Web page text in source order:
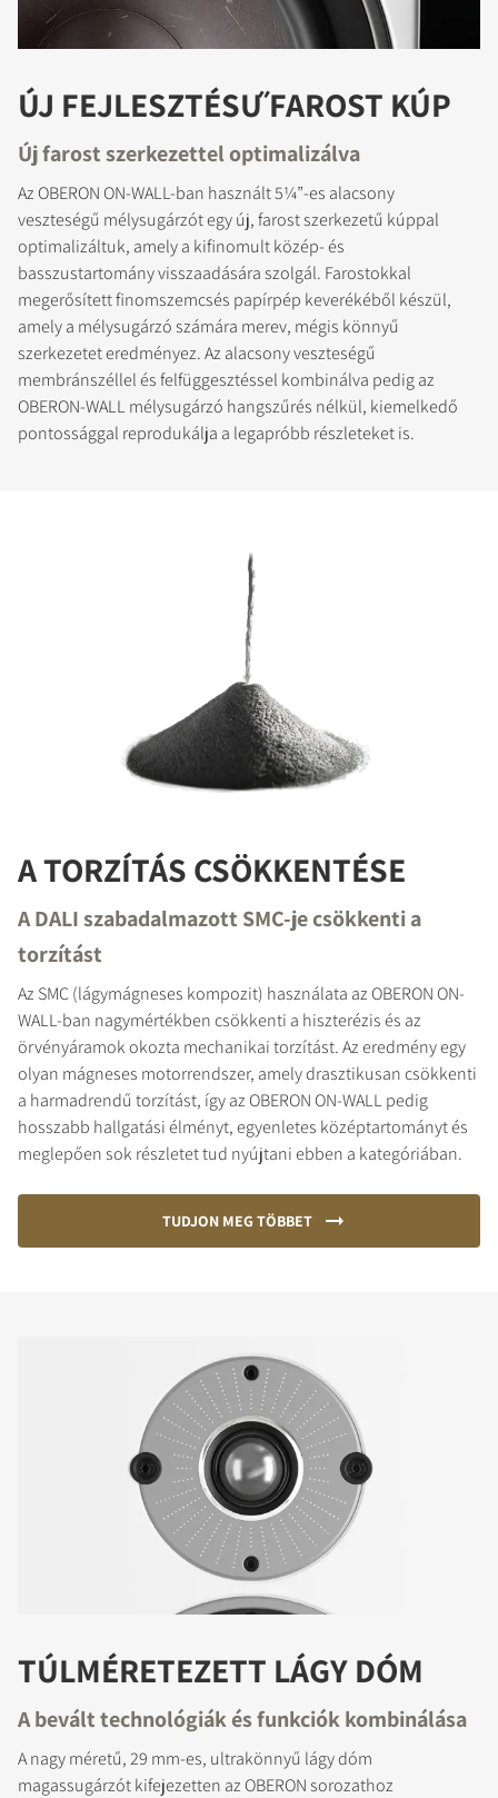
ÚJ FEJLESZTÉSŰ FAROST KÚP
Új farost szerkezettel optimalizálva
Az OBERON ON-WALL-ban használt 5¼”-es alacsony
veszteségű mélysugárzót egy új, farost szerkezetű kúppal
optimalizáltuk, amely a kifinomult közép- és
basszustartomány visszaadására szolgál. Farostokkal
megerősített finomszemcsés papírpép keverékéből készül,
amely a mélysugárzó számára merev, mégis könnyű
szerkezetet eredményez. Az alacsony veszteségű
membránszéllel és felfüggesztéssel kombinálva pedig az
OBERON-WALL mélysugárzó hangszűrés nélkül, kiemelkedő
pontossággal reprodukálja a legapróbb részleteket is.
A TORZÍTÁS CSÖKKENTÉSE
A DALI szabadalmazott SMC-je csökkenti a
torzítást
Az SMC (lágymágneses kompozit) használata az OBERON ON-
WALL-ban nagymértékben csökkenti a hiszterézis és az
örvényáramok okozta mechanikai torzítást. Az eredmény egy
olyan mágneses motorrendszer, amely drasztikusan csökkenti
a harmadrendű torzítást, így az OBERON ON-WALL pedig
hosszabb hallgatási élményt, egyenletes középtartományt és
meglepően sok részletet tud nyújtani ebben a kategóriában.
TUDJON MEG TÖBBET
TÚLMÉRETEZETT LÁGY DÓM
A bevált technológiák és funkciók kombinálása
A nagy méretű, 29 mm-es, ultrakönnyű lágy dóm
magassugárzót kifejezetten az OBERON sorozathoz